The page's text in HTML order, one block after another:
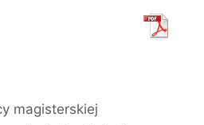
magisterskiej